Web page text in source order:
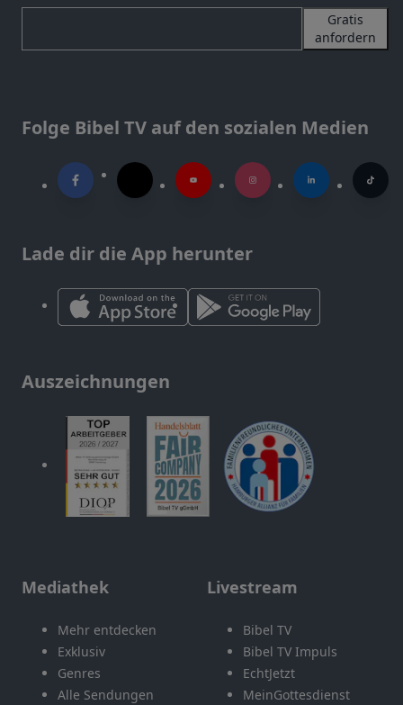
Gratis
anfordern
Folge Bibel TV auf den sozialen Medien
Lade dir die App herunter
Auszeichnungen
Mediathek
Mehr entdecken
Exklusiv
Genres
Alle Sendungen
Livestream
Bibel TV
Bibel TV Impuls
EchtJetzt
MeinGottesdienst